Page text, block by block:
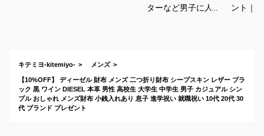
ターなど男子に人気
ント｜
キテミヨ-kitemiyo- メンズ
【10%OFF】 ディーゼル 財布 メンズ 二つ折り財布 シープスキン レザー ブラ
ック 黒 ワイン DIESEL 本革 男性 高校生 大学生 中学生 男子 カジュアル シン
プル おしゃれ メンズ財布 小銭入れあり 息子 進学祝い 就職祝い 10代 20代 30
代 ブランド プレゼント